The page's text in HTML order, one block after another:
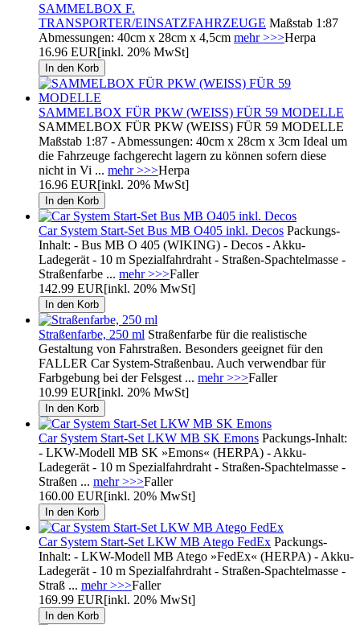
SAMMELBOX F.
TRANSPORTER/EINSATZFAHRZEUGE Maßstab 1:87
Abmessungen: 40cm x 28cm x 4,5cm mehr >>>Herpa
16.96 EUR[inkl. 20% MwSt]
SAMMELBOX FÜR PKW (WEISS) FÜR 59 MODELLE
SAMMELBOX FÜR PKW (WEISS) FÜR 59 MODELLE
Maßstab 1:87 - Abmessungen: 40cm x 28cm x 3cm Ideal um
die Fahrzeuge fachgerecht lagern zu können sofern diese
nicht in Vi ... mehr >>>Herpa
16.96 EUR[inkl. 20% MwSt]
Car System Start-Set Bus MB O405 inkl. Decos Packungs-
Inhalt: - Bus MB O 405 (WIKING) - Decos - Akku-
Ladegerät - 10 m Spezialfahrdraht - Straßen-Spachtelmasse -
Straßenfarbe ... mehr >>>Faller
142.99 EUR[inkl. 20% MwSt]
Straßenfarbe, 250 ml Straßenfarbe für die realistische
Gestaltung von Fahrstraßen. Besonders geeignet für den
FALLER Car System-Straßenbau. Auch verwendbar für
Farbgebung bei der Felsgest ... mehr >>>Faller
10.99 EUR[inkl. 20% MwSt]
Car System Start-Set LKW MB SK Emons Packungs-Inhalt:
- LKW-Modell MB SK »Emons« (HERPA) - Akku-
Ladegerät - 10 m Spezialfahrdraht - Straßen-Spachtelmasse -
Straßen ... mehr >>>Faller
160.00 EUR[inkl. 20% MwSt]
Car System Start-Set LKW MB Atego FedEx Packungs-
Inhalt: - LKW-Modell MB Atego »FedEx« (HERPA) - Akku-
Ladegerät - 10 m Spezialfahrdraht - Straßen-Spachtelmasse -
Straß ... mehr >>>Faller
169.99 EUR[inkl. 20% MwSt]